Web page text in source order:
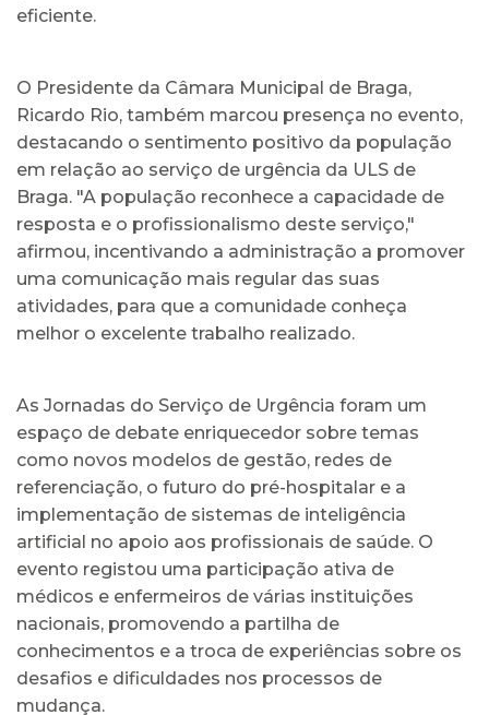
eficiente.
O Presidente da Câmara Municipal de Braga,
Ricardo Rio, também marcou presença no evento,
destacando o sentimento positivo da população
em relação ao serviço de urgência da ULS de
Braga. "A população reconhece a capacidade de
resposta e o profissionalismo deste serviço,"
afirmou, incentivando a administração a promover
uma comunicação mais regular das suas
atividades, para que a comunidade conheça
melhor o excelente trabalho realizado.
As Jornadas do Serviço de Urgência foram um
espaço de debate enriquecedor sobre temas
como novos modelos de gestão, redes de
referenciação, o futuro do pré-hospitalar e a
implementação de sistemas de inteligência
artificial no apoio aos profissionais de saúde. O
evento registou uma participação ativa de
médicos e enfermeiros de várias instituições
nacionais, promovendo a partilha de
conhecimentos e a troca de experiências sobre os
desafios e dificuldades nos processos de
mudança.